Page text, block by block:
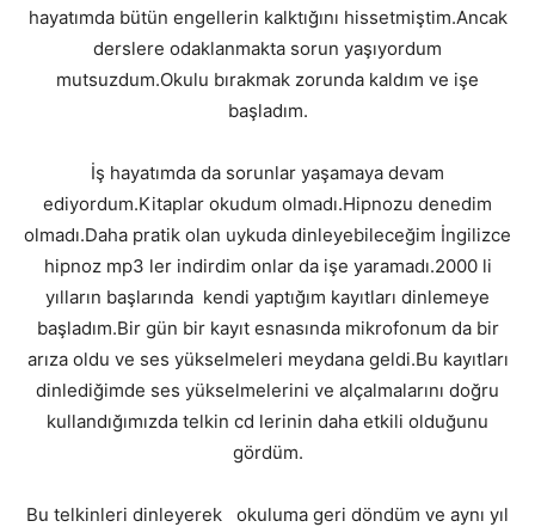
hayatımda bütün engellerin kalktığını hissetmiştim.Ancak
derslere odaklanmakta sorun yaşıyordum
mutsuzdum.Okulu bırakmak zorunda kaldım ve işe
başladım.
İş hayatımda da sorunlar yaşamaya devam
ediyordum.Kitaplar okudum olmadı.Hipnozu denedim
olmadı.Daha pratik olan uykuda dinleyebileceğim İngilizce
hipnoz mp3 ler indirdim onlar da işe yaramadı.2000 li
yılların başlarında kendi yaptığım kayıtları dinlemeye
başladım.Bir gün bir kayıt esnasında mikrofonum da bir
arıza oldu ve ses yükselmeleri meydana geldi.Bu kayıtları
dinlediğimde ses yükselmelerini ve alçalmalarını doğru
kullandığımızda telkin cd lerinin daha etkili olduğunu
gördüm.
Bu telkinleri dinleyerek okuluma geri döndüm ve aynı yıl